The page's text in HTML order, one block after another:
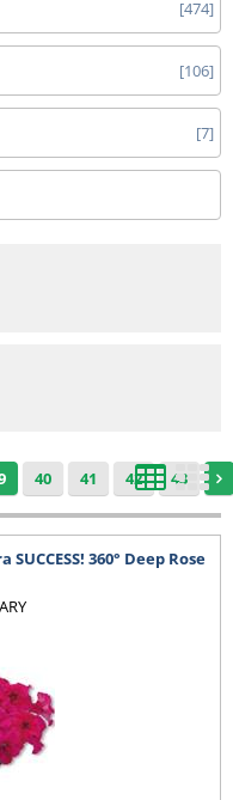
474
106
7
40 41 42 43
360° Deep Rose